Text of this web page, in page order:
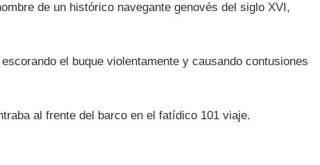
de un histórico navegante genovés del siglo XVI,
el buque violentamente y causando contusiones
al frente del barco en el fatídico 101 viaje.